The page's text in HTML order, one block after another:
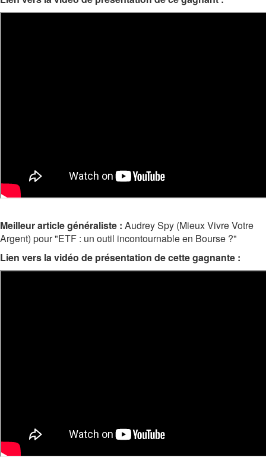
Meilleur article généraliste : Audrey Spy (Mieux Vivre Votre
Argent) pour "ETF : un outil incontournable en Bourse ?"
Lien vers la vidéo de présentation de cette gagnante :